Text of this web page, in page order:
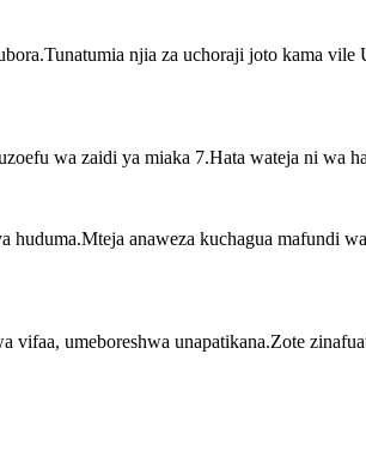
njia za uchoraji joto kama
wa zaidi ya miaka 7.Hata wateja ni wa
anaweza kuchagua mafundi
umeboreshwa unapatikana.Zote